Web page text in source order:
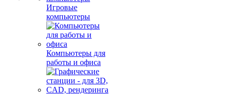
Игровые
компьютеры
Компьютеры для
работы и офиса